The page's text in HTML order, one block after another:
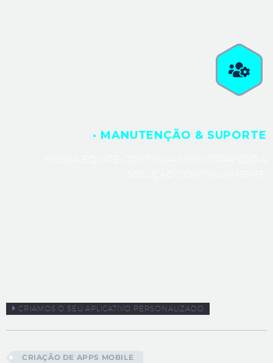
· MANUTENÇÃO & SUPORTE
CRIAMOS O SEU APLICATIVO PERSONALIZADO
CRIAÇÃO DE APPS MOBILE